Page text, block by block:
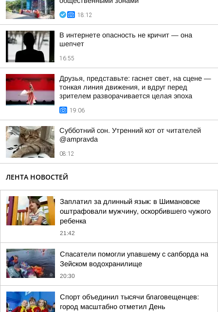
18:12
В интернете опасность не кричит — она
шепчет
16:55
Друзья, представьте: гаснет свет, на сцене —
тонкая линия движения, и вдруг перед
зрителем разворачивается целая эпоха
19:06
Субботний сон. Утренний кот от читателей
@ampravda
08:12
ЛЕНТА НОВОСТЕЙ
Заплатил за длинный язык: в Шимановске
оштрафовали мужчину, оскорбившего чужого
ребенка
21:42
Спасатели помогли упавшему с сапборда на
Зейском водохранилище
20:30
Спорт объединил тысячи благовещенцев:
город масштабно отметил День